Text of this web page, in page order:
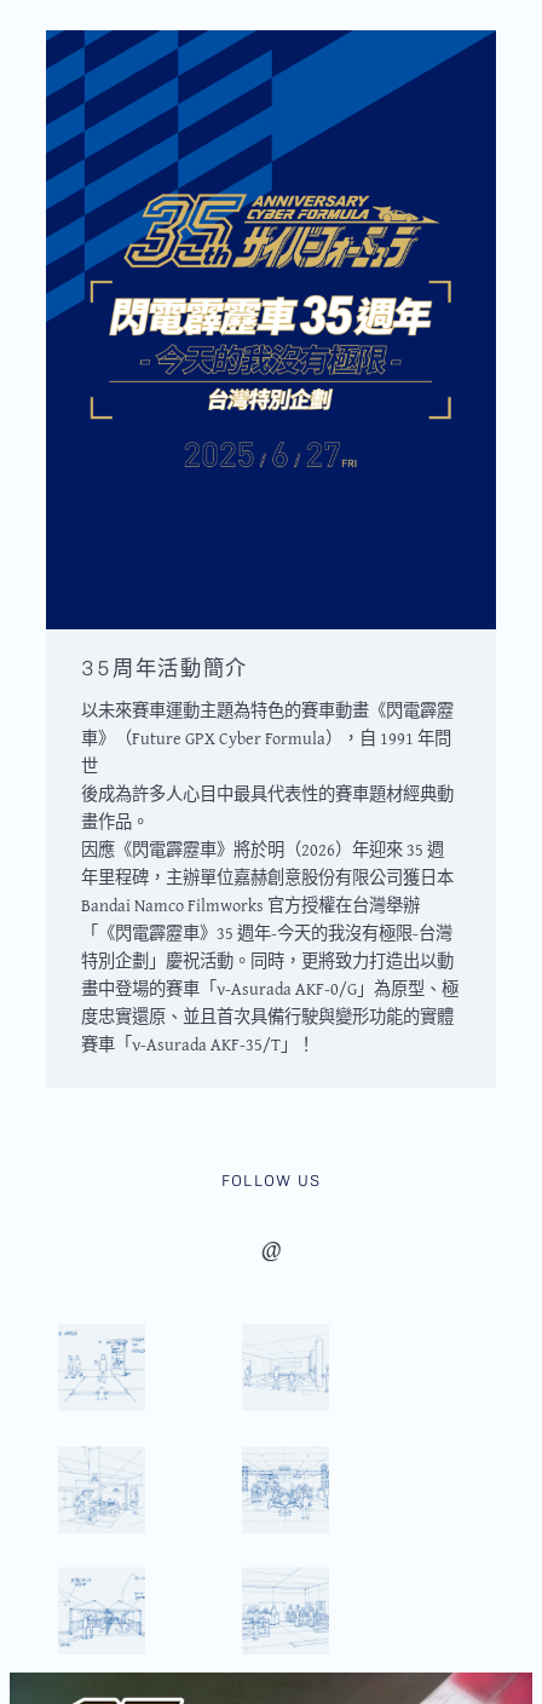
35周年活動簡介
以未來賽車運動主題為特色的賽車動畫《閃電霹靂
車》（Future GPX Cyber Formula），自 1991 年問
世
後成為許多人心目中最具代表性的賽車題材經典動
畫作品。
因應《閃電霹靂車》將於明（2026）年迎來 35 週
年里程碑，主辦單位嘉赫創意股份有限公司獲日本
Bandai Namco Filmworks 官方授權在台灣舉辦
「《閃電霹靂車》35 週年-今天的我沒有極限-台灣
特別企劃」慶祝活動。同時，更將致力打造出以動
畫中登場的賽車「ν-Asurada AKF-0/G」為原型、極
度忠實還原、並且首次具備行駛與變形功能的實體
賽車「ν-Asurada AKF-35/T」！
FOLLOW US
@